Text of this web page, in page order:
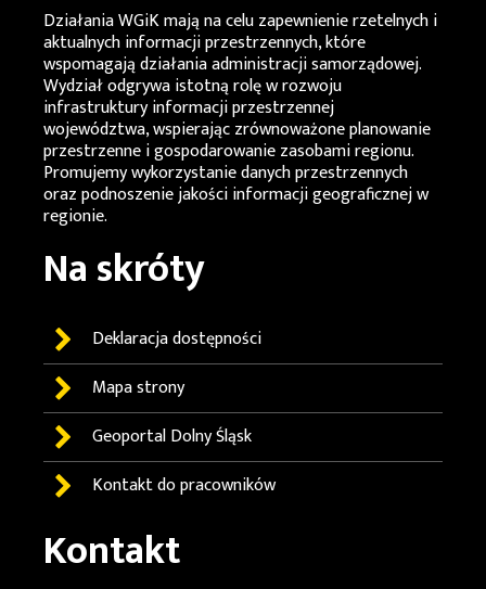
DziałaniaWGiKmają na celu zapewnienie rzetelnych i
aktualnych informacji przestrzennych, które
wspomagają działania administracji samorządowej.
Wydział odgrywa istotną rolę w rozwoju
infrastruktury informacji przestrzennej
województwa, wspierając zrównoważone planowanie
przestrzenne i gospodarowanie zasobami regionu.
Promujemy wykorzystanie danych przestrzennych
oraz podnoszenie jakości informacji geograficznej w
regionie.
Na skróty
Deklaracja dostępności
Mapa strony
GeoportalDolny Śląsk
Kontakt do pracowników
Kontakt